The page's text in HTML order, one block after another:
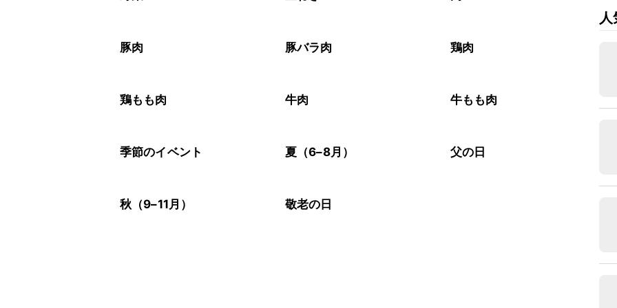
豚肉 豚バラ肉 鶏肉
鶏もも肉 牛肉 牛もも肉
季節のイベント 夏（6–8月） 父の日
秋（9–11月） 敬老の日